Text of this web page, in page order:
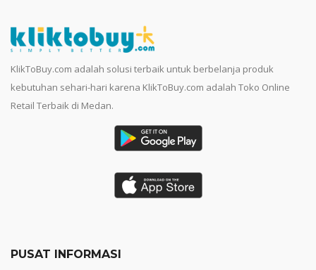
KlikToBuy.com adalah solusi terbaik untuk berbelanja produk
kebutuhan sehari-hari karena KlikToBuy.com adalah Toko Online
Retail Terbaik di Medan.
PUSAT INFORMASI